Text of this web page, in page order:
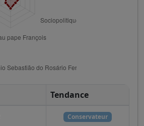
Tendance
Conservateur